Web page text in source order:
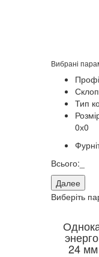
Вибрані
Тип
0х0
Всього:
Далее
Виберіть
24 мм